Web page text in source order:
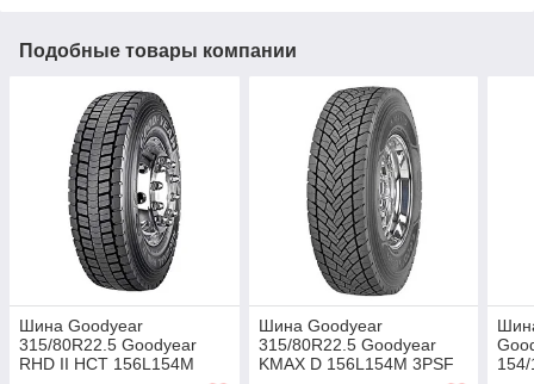
Подобные товары компании
Шина Goodyear
315/80R22.5 Goodyear
RHD II HCT 156L154M
Шина Goodyear
315/80R22.5 Goodyear
KMAX D 156L154M 3PSF